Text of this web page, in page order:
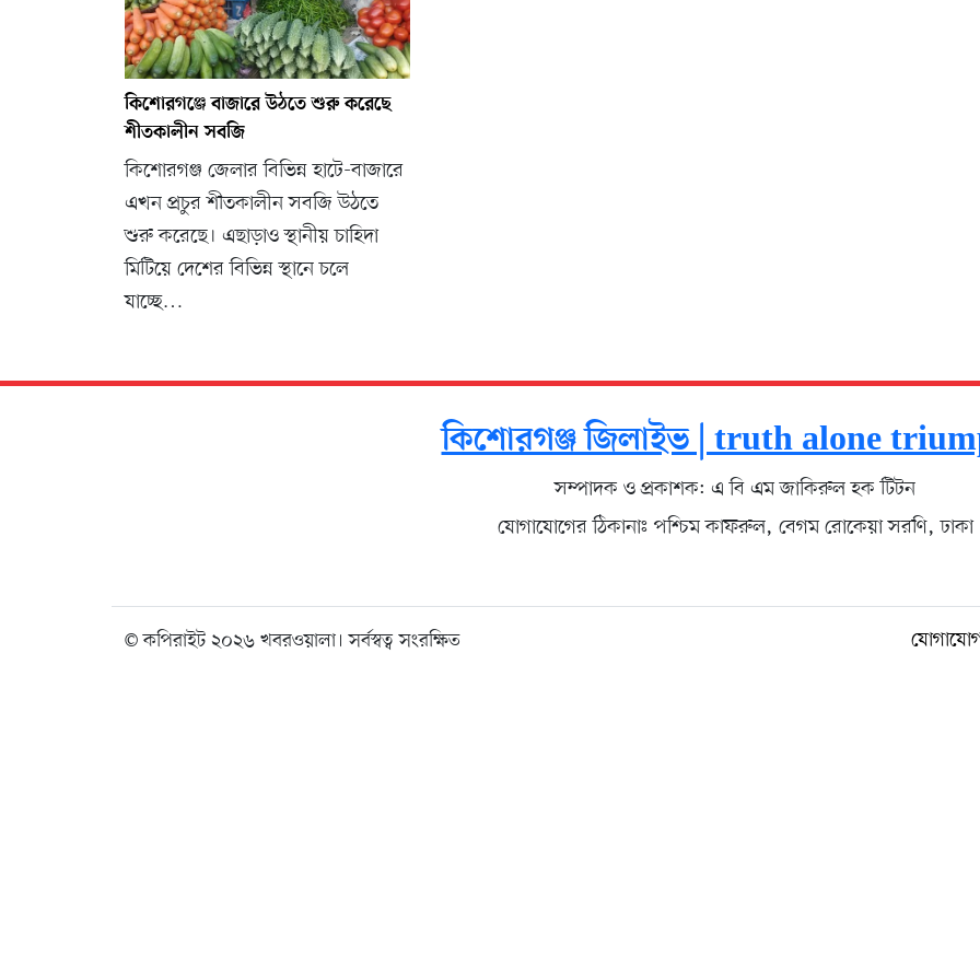
কিশোরগঞ্জে বাজারে উঠতে শুরু করেছে
শীতকালীন সবজি
কিশোরগঞ্জ জেলার বিভিন্ন হাটে-বাজারে
এখন প্রচুর শীতকালীন সবজি উঠতে
শুরু করেছে। এছাড়াও স্থানীয় চাহিদা
মিটিয়ে দেশের বিভিন্ন স্থানে চলে
যাচ্ছে…
কিশোরগঞ্জ জিলাইভ | truth alone
সম্পাদক ও প্রকাশক: এ বি এম জাকিরুল হক টিটন
যোগাযোগের ঠিকানাঃ পশ্চিম কাফরুল, বেগম রোকেয়া সরণি, ঢাকা
© কপিরাইট ২০২৬ খবরওয়ালা। সর্বস্বত্ব সংরক্ষিত